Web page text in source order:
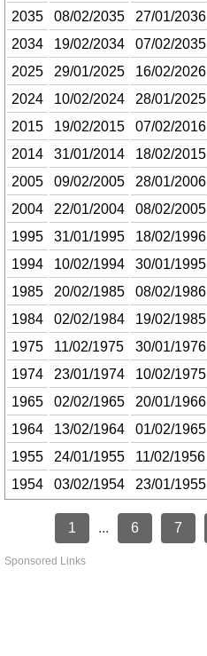
2035
08/02/2035 27/01/2036
2034
19/02/2034 07/02/2035
2025
29/01/2025 16/02/2026
2024
10/02/2024 28/01/2025
2015
19/02/2015 07/02/2016
2014
31/01/2014 18/02/2015
2005
09/02/2005 28/01/2006
2004
22/01/2004 08/02/2005
1995
31/01/1995 18/02/1996
1994
10/02/1994 30/01/1995
1985
20/02/1985 08/02/1986
1984
02/02/1984 19/02/1985
1975
11/02/1975 30/01/1976
1974
23/01/1974 10/02/1975
1965
02/02/1965 20/01/1966
1964
13/02/1964 01/02/1965
1955
24/01/1955 11/02/1956
1954
03/02/1954 23/01/1955
1 ... 6 7